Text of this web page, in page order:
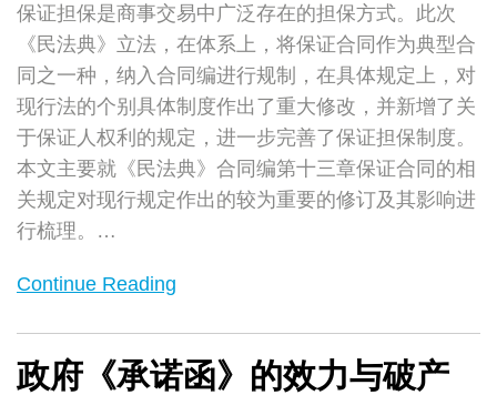
保证担保是商事交易中广泛存在的担保方式。此次
《民法典》立法，在体系上，将保证合同作为典型合
同之一种，纳入合同编进行规制，在具体规定上，对
现行法的个别具体制度作出了重大修改，并新增了关
于保证人权利的规定，进一步完善了保证担保制度。
本文主要就《民法典》合同编第十三章保证合同的相
关规定对现行规定作出的较为重要的修订及其影响进
行梳理。 …
Continue Reading
及
影
响
政府《承诺函》的效力与破产
序
的
保
证
期
限